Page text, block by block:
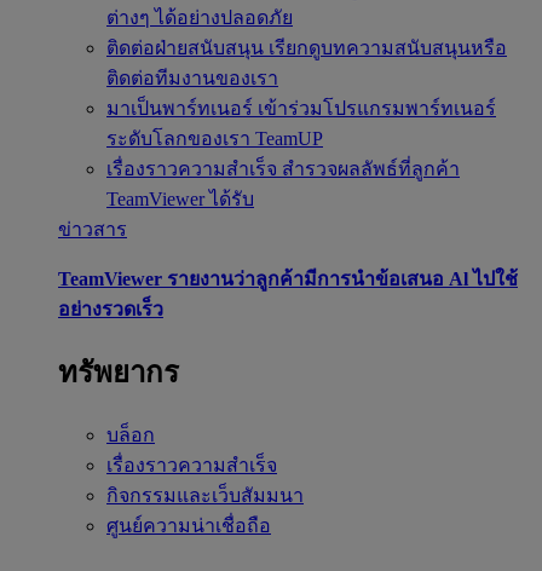
ต่างๆ ได้อย่างปลอดภัย
ติดต่อฝ่ายสนับสนุน เรียกดูบทความสนับสนุนหรือ
ติดต่อทีมงานของเรา
มาเป็นพาร์ทเนอร์ เข้าร่วมโปรแกรมพาร์ทเนอร์
ระดับโลกของเรา TeamUP
เรื่องราวความสำเร็จ สำรวจผลลัพธ์ที่ลูกค้า
TeamViewer ได้รับ
ข่าวสาร
TeamViewer รายงานว่าลูกค้ามีการนำข้อเสนอ Al ไปใช้
อย่างรวดเร็ว
ทรัพยากร
บล็อก
เรื่องราวความสำเร็จ
กิจกรรมและเว็บสัมมนา
ศูนย์ความน่าเชื่อถือ